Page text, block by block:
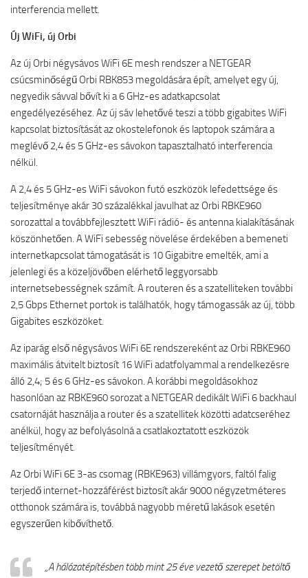
interferencia mellett.
Új WiFi, új Orbi
Az új Orbi négysávos WiFi 6E mesh rendszer a NETGEAR
csúcsminőségű Orbi RBK853 megoldására épít, amelyet egy új,
negyedik sávval bővít ki a 6 GHz-es adatkapcsolat
engedélyezéséhez. Az új sáv lehetővé teszi a több gigabites WiFi
kapcsolat biztosítását az okostelefonok és laptopok számára a
meglévő 2,4 és 5 GHz-es sávokon tapasztalható interferencia
nélkül.
A 2,4 és 5 GHz-es WiFi sávokon futó eszközök lefedettsége és
teljesítménye akár 30 százalékkal javulhat az Orbi RBKE960
sorozattal a továbbfejlesztett WiFi rádió- és antenna kialakításának
köszönhetően. A WiFi sebesség növelése érdekében a bemeneti
internetkapcsolat támogatását is 10 Gigabitre emelték, ami a
jelenlegi és a közeljövőben elérhető leggyorsabb
internetsebességnek számít. A routeren és a szatelliteken további
2,5 Gbps Ethernet portok is találhatók, hogy támogassák az új, több
Gigabites eszközöket.
Az iparág első négysávos WiFi 6E rendszereként az Orbi RBKE960
maximális átvitelt biztosít 16 WiFi adatfolyammal a rendelkezésre
álló 2,4; 5 és 6 GHz-es sávokon. A korábbi megoldásokhoz
hasonlóan az RBKE960 sorozat a NETGEAR dedikált WiFi 6 backhaul
csatornáját használja a router és a szatellitek közötti adatcseréhez
anélkül, hogy az befolyásolná a csatlakoztatott eszközök
teljesítményét.
Az Orbi WiFi 6E 3-as csomag (RBKE963) villámgyors, faltól falig
terjedő internet-hozzáférést biztosít akár 9000 négyzetméteres
otthonok számára is, továbbá nagyobb méretű lakások esetén
egyszerűen kibővíthető.
„A hálózatépítésben több mint 25 éve vezető szerepet betöltő